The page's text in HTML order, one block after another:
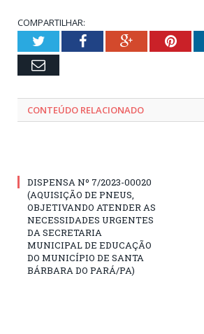
COMPARTILHAR:
TwitterFacebookGoogle+
Email
CONTEÚDO RELACIONADO
DISPENSA Nº 7/2023-00020
(AQUISIÇÃO DE PNEUS,
OBJETIVANDO ATENDER AS
NECESSIDADES URGENTES
DA SECRETARIA
MUNICIPAL DE EDUCAÇÃO
DO MUNICÍPIO DE SANTA
BÁRBARA DO PARÁ/PA)